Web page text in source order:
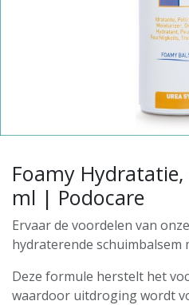
Foamy
ml | Podocare
Ervaar de voordelen van
hydraterende schuimbalsem
Deze formule herstelt het
waardoor uitdroging wordt